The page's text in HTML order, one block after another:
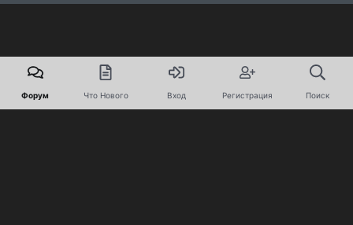
Форум Что Нового Вход Регистрация Поиск